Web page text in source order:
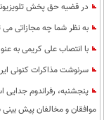
در قضیه حق پخش
به نظر شما چه مجازاتی می
با انتصاب علی کریمی به
سرنوشت مذاکرات کنونی ایران و 1+5 را چگونه پیش بینی
پنجشنبه، رفراندوم جدایی
موافقان و مخالفان پیش